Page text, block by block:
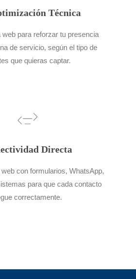
Técnica
para reforzar tu presencia
de servicio, según el tipo de
que quieras captar.
Directa
con formularios, WhatsApp,
para que cada contacto
correctamente.